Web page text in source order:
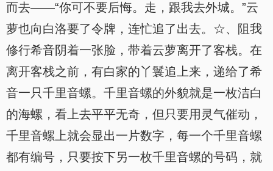
而去——“你可不要后悔。走，跟我去外城。”云
萝也向白洛要了令牌，连忙追了出去。☆、阻我
修行希音阴着一张脸，带着云萝离开了客栈。在
离开客栈之前，有白家的丫鬟追上来，递给了希
音一只千里音螺。千里音螺的外貌就是一枚洁白
的海螺，看上去平平无奇，但只要用灵气催动，
千里音螺上就会显出一片数字，每一个千里音螺
都有编号，只要按下另一枚千里音螺的号码，就